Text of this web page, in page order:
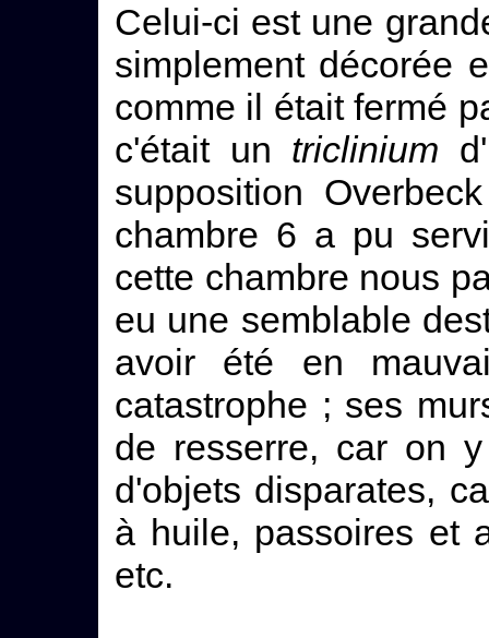
Celui-ci est une
simplement décorée
comme il était fermé
c'était un triclinium
supposition
chambre 6 a pu
cette chambre nous
eu une semblable
avoir été en
catastrophe ; ses
de resserre, car on
d'objets disparates,
à huile, passoires et
etc.